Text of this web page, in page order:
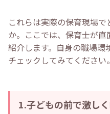
これらは実際の保育現場で
か。ここでは、保育士が直
紹介します。自身の職場環
チェックしてみてください。
1.子どもの前で激し